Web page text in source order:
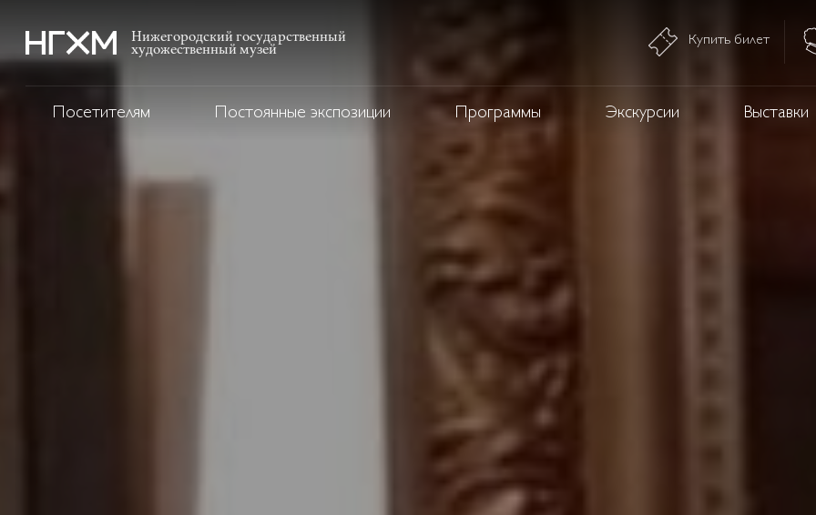
Нижегородский государственный
художественный музей
Купить билет
Посетителям Постоянные экспозиции Программы Экскурсии Выставки